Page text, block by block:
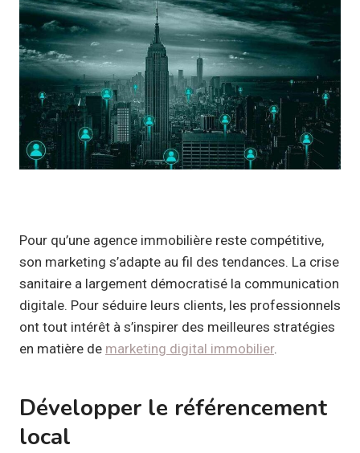
Pour qu’une agence immobilière reste compétitive,
son marketing s’adapte au fil des tendances. La crise
sanitaire a largement démocratisé la communication
digitale. Pour séduire leurs clients, les professionnels
ont tout intérêt à s’inspirer des meilleures stratégies
en matière de marketing digital immobilier.
Développer le référencement
local